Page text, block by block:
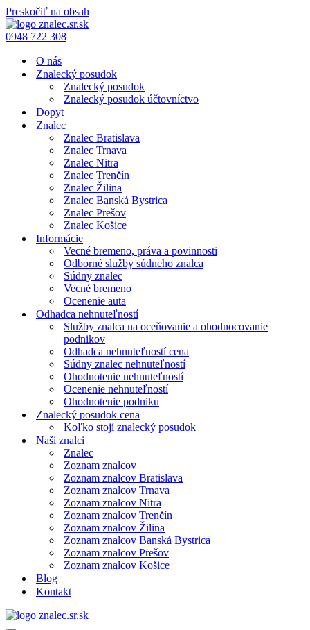
Preskočiť na obsah
0948 722 308
O nás
Znalecký posudok
Znalecký posudok
Znalecký posudok účtovníctvo
Dopyt
Znalec
Znalec Bratislava
Znalec Trnava
Znalec Nitra
Znalec Trenčín
Znalec Žilina
Znalec Banská Bystrica
Znalec Prešov
Znalec Košice
Informácie
Vecné bremeno, práva a povinnosti
Odborné služby súdneho znalca
Súdny znalec
Vecné bremeno
Ocenenie auta
Odhadca nehnuteľností
Služby znalca na oceňovanie a ohodnocovanie
podnikov
Odhadca nehnuteľností cena
Súdny znalec nehnuteľností
Ohodnotenie nehnuteľností
Ocenenie nehnuteľností
Ohodnotenie podniku
Znalecký posudok cena
Koľko stojí znalecký posudok
Naši znalci
Znalec
Zoznam znalcov
Zoznam znalcov Bratislava
Zoznam znalcov Trnava
Zoznam znalcov Nitra
Zoznam znalcov Trenčín
Zoznam znalcov Žilina
Zoznam znalcov Banská Bystrica
Zoznam znalcov Prešov
Zoznam znalcov Košice
Blog
Kontakt